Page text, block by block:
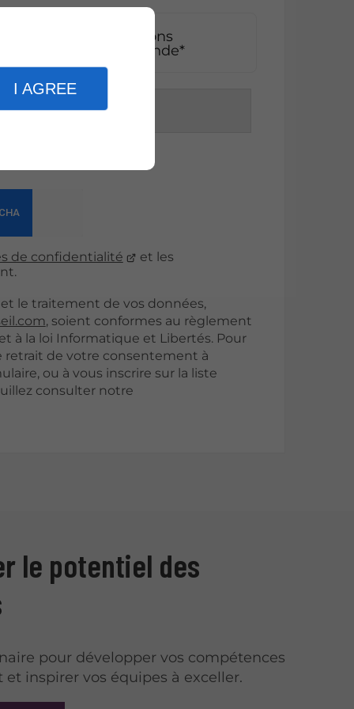
I AGREE
que les informations
strict de ma demande*
de confidentialité
et les
et le traitement de vos données,
, soient conformes au règlement
à la loi Informatique et Libertés. Pour
de votre consentement à
ou à vous inscrire sur la liste
consulter notre
le potentiel des
pour développer vos compétences
et inspirer vos équipes à exceller.